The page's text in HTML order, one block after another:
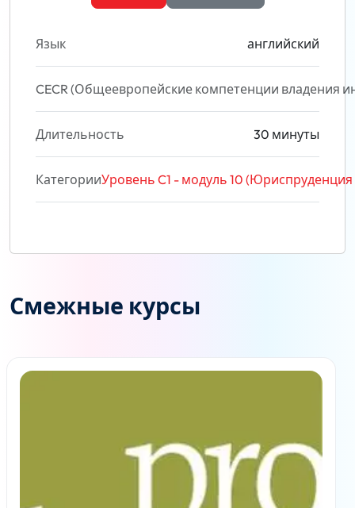
Язык английский
CECR (Общеевропейские компетенции владения
Длительность 30 минуты
КатегорииУровень C1 - модуль 10 (Юриспруденция
Смежные курсы